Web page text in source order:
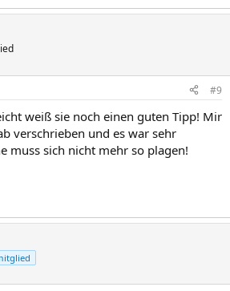
#9
weiß sie noch einen guten Tipp! Mir
verschrieben und es war sehr
muss sich nicht mehr so plagen!